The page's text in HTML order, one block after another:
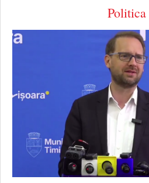
Politica